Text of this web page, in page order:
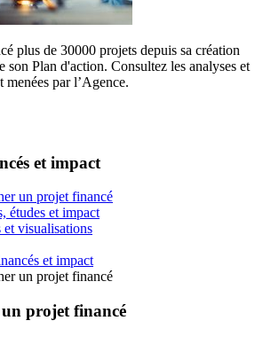
plus de 30000 projets depuis sa création
son Plan d'action. Consultez les analyses et
menées par l’Agence.
et impact
un projet financé
études et impact
et visualisations
et impact
un projet financé
projet financé